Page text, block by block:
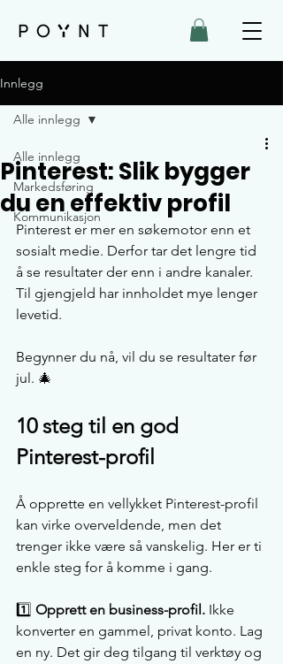
Innlegg
Alle innlegg
Markedsføring
Kommunikasjon
Alle innlegg
Pinterest: Slik bygger
du en effektiv profil
Pinterest er mer en søkemotor enn et
sosialt medie. Derfor tar det lengre tid
å se resultater der enn i andre kanaler.
Til gjengjeld har innholdet mye lenger
levetid.
Begynner du nå, vil du se resultater før
jul. 🎄
10 steg til en god
Pinterest-profil
Å opprette en vellykket Pinterest-profil
kan virke overveldende, men det
trenger ikke være så vanskelig. Her er ti
enkle steg for å komme i gang.
1️⃣ Opprett en business-profil. Ikke
konverter en gammel, privat konto. Lag
en ny. Det gir deg tilgang til verktøy og